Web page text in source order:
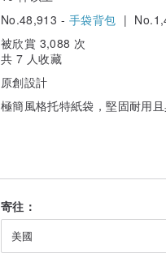
No.48,913 - 手袋背包 |
被欣賞 3,088 次
共 7 人收藏
原創設計
極簡風格托特紙袋，堅固耐用
寄往：
美國